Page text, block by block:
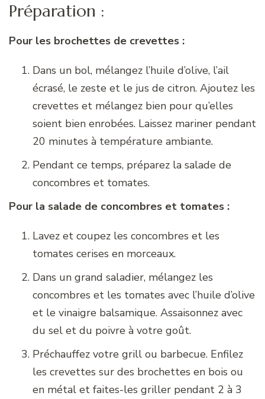
Préparation :
Pour les brochettes de crevettes :
Dans un bol, mélangez l’huile d’olive, l’ail
écrasé, le zeste et le jus de citron. Ajoutez les
crevettes et mélangez bien pour qu’elles
soient bien enrobées. Laissez mariner pendant
20 minutes à température ambiante.
Pendant ce temps, préparez la salade de
concombres et tomates.
Pour la salade de concombres et tomates :
Lavez et coupez les concombres et les
tomates cerises en morceaux.
Dans un grand saladier, mélangez les
concombres et les tomates avec l’huile d’olive
et le vinaigre balsamique. Assaisonnez avec
du sel et du poivre à votre goût.
Préchauffez votre grill ou barbecue. Enfilez
les crevettes sur des brochettes en bois ou
en métal et faites-les griller pendant 2 à 3